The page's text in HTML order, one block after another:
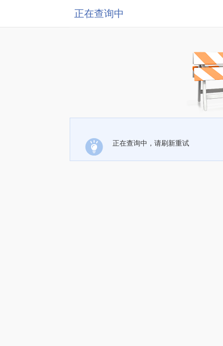
正在查询中
正在查询中，请刷新重试